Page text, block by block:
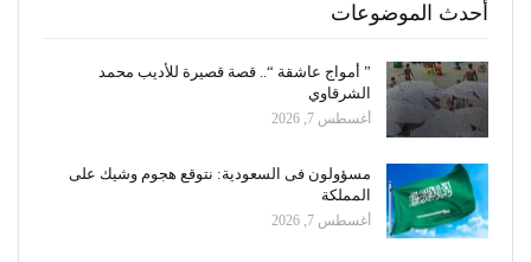
أحدث الموضوعات
” أمواج عاشقة “.. قصة قصيرة للأديب محمد
الشرقاوي
أغسطس 7, 2026
مسؤولون فى السعودية: نتوقع هجوم وشيك على
المملكة
أغسطس 7, 2026